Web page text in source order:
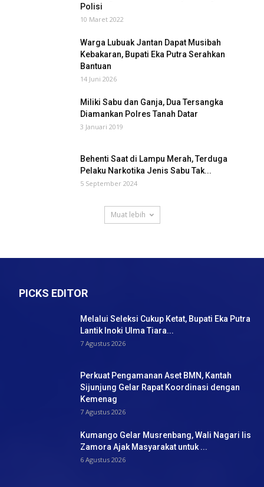
Polisi
10 Maret 2022
Warga Lubuak Jantan Dapat Musibah
Kebakaran, Bupati Eka Putra Serahkan
Bantuan
14 Juni 2026
Miliki Sabu dan Ganja, Dua Tersangka
Diamankan Polres Tanah Datar
3 Januari 2019
Behenti Saat di Lampu Merah, Terduga
Pelaku Narkotika Jenis Sabu Tak...
5 September 2024
Muat lebih
PICKS EDITOR
Melalui Seleksi Cukup Ketat, Bupati Eka Putra
Lantik Inoki Ulma Tiara...
7 Agustus 2026
Perkuat Pengamanan Aset BMN, Kantah
Sijunjung Gelar Rapat Koordinasi dengan
Kemenag
7 Agustus 2026
Kumango Gelar Musrenbang, Wali Nagari Iis
Zamora Ajak Masyarakat untuk ...
6 Agustus 2026